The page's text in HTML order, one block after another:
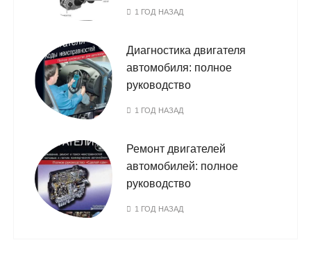
1 ГОД НАЗАД
Диагностика двигателя
автомобиля: полное
руководство
1 ГОД НАЗАД
Ремонт двигателей
автомобилей: полное
руководство
1 ГОД НАЗАД